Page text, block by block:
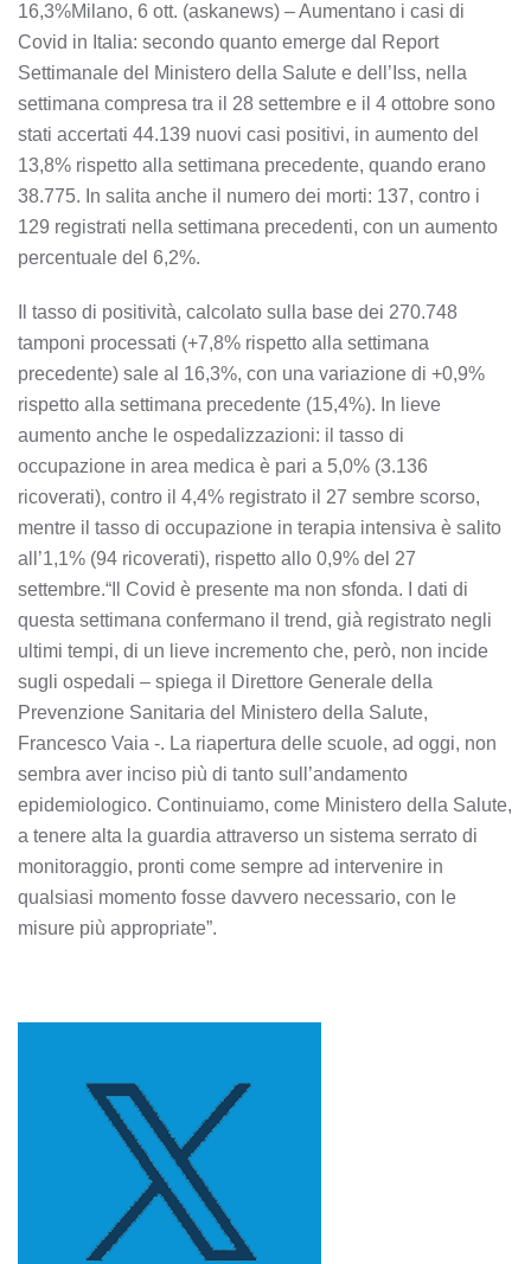
16,3%Milano, 6 ott. (askanews) – Aumentano i casi di
Covid in Italia: secondo quanto emerge dal Report
Settimanale del Ministero della Salute e dell’Iss, nella
settimana compresa tra il 28 settembre e il 4 ottobre sono
stati accertati 44.139 nuovi casi positivi, in aumento del
13,8% rispetto alla settimana precedente, quando erano
38.775. In salita anche il numero dei morti: 137, contro i
129 registrati nella settimana precedenti, con un aumento
percentuale del 6,2%.
Il tasso di positività, calcolato sulla base dei 270.748
tamponi processati (+7,8% rispetto alla settimana
precedente) sale al 16,3%, con una variazione di +0,9%
rispetto alla settimana precedente (15,4%). In lieve
aumento anche le ospedalizzazioni: il tasso di
occupazione in area medica è pari a 5,0% (3.136
ricoverati), contro il 4,4% registrato il 27 sembre scorso,
mentre il tasso di occupazione in terapia intensiva è salito
all’1,1% (94 ricoverati), rispetto allo 0,9% del 27
settembre.“Il Covid è presente ma non sfonda. I dati di
questa settimana confermano il trend, già registrato negli
ultimi tempi, di un lieve incremento che, però, non incide
sugli ospedali – spiega il Direttore Generale della
Prevenzione Sanitaria del Ministero della Salute,
Francesco Vaia -. La riapertura delle scuole, ad oggi, non
sembra aver inciso più di tanto sull’andamento
epidemiologico. Continuiamo, come Ministero della Salute,
a tenere alta la guardia attraverso un sistema serrato di
monitoraggio, pronti come sempre ad intervenire in
qualsiasi momento fosse davvero necessario, con le
misure più appropriate”.